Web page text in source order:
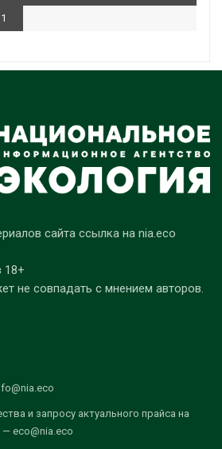
сайта ссылка на nia.eco
18+
не совпадать с мнением авторов.
и запросу актуального прайса на
eco@nia.eco